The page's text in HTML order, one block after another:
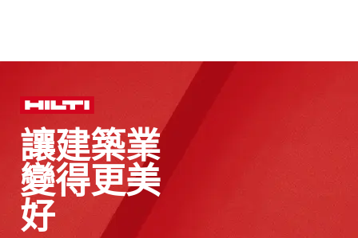
讓建築業
變得更美
好